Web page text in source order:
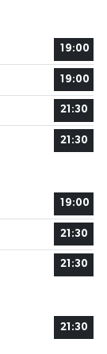
19:00
19:00
21:30
21:30
19:00
21:30
21:30
21:30